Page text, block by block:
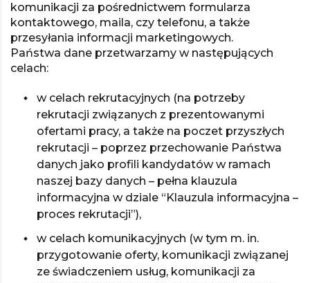
komunikacji za pośrednictwem formularza
kontaktowego, maila, czy telefonu, a także
przesyłania informacji marketingowych.
Państwa dane przetwarzamy w następujących
celach:
w celach rekrutacyjnych (na potrzeby
rekrutacji związanych z prezentowanymi
ofertami pracy, a także na poczet przyszłych
rekrutacji – poprzez przechowanie Państwa
danych jako profili kandydatów w ramach
naszej bazy danych – pełna klauzula
informacyjna w dziale “Klauzula informacyjna –
proces rekrutacji”),
w celach komunikacyjnych (w tym m. in.
przygotowanie oferty, komunikacji związanej
ze świadczeniem usług, komunikacji za